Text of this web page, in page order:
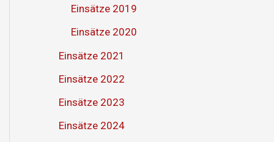
Einsätze 2019
Einsätze 2020
Einsätze 2021
Einsätze 2022
Einsätze 2023
Einsätze 2024